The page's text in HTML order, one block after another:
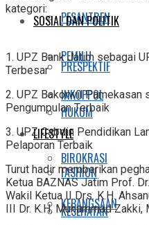
PESANTREN
PEMILU
INKOPPOL
LIFESTYLE
FASHION
KESEHATAN
SOSIAL DAN POLITIK
PRESPEKTIF
HUKUM
BIROKRASI
KEBANGSAAN
kategori:
1. UPZ Bank Jatim sebagai
Terbesar
2. UPZ Bakorwil Pamekasan
Pengumpulan Terbaik
3. UPZ Cabdin Pendidikan
Pelaporan Terbaik
Turut hadir memberikan
Ketua BAZNAS Jatim Prof.
Wakil Ketua II Drs. K.H.
III Dr. K.H. Muhammad Zakki,